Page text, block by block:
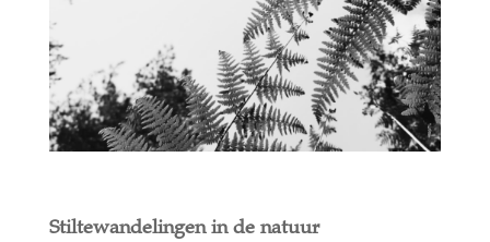
Stiltewandelingen in de natuur